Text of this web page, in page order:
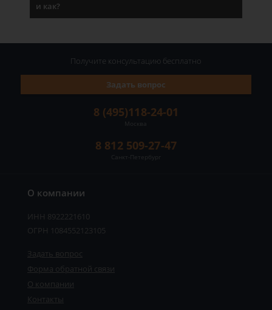
и как?
О компании
ИНН 8922221610
ОГРН 1084552123105
Задать вопрос
Форма обратной связи
О компании
Контакты
8 (495)118-24-01
Москва
8 812 509-27-47
Санкт-Петербург
Задать вопрос
Получите консультацию бесплатно